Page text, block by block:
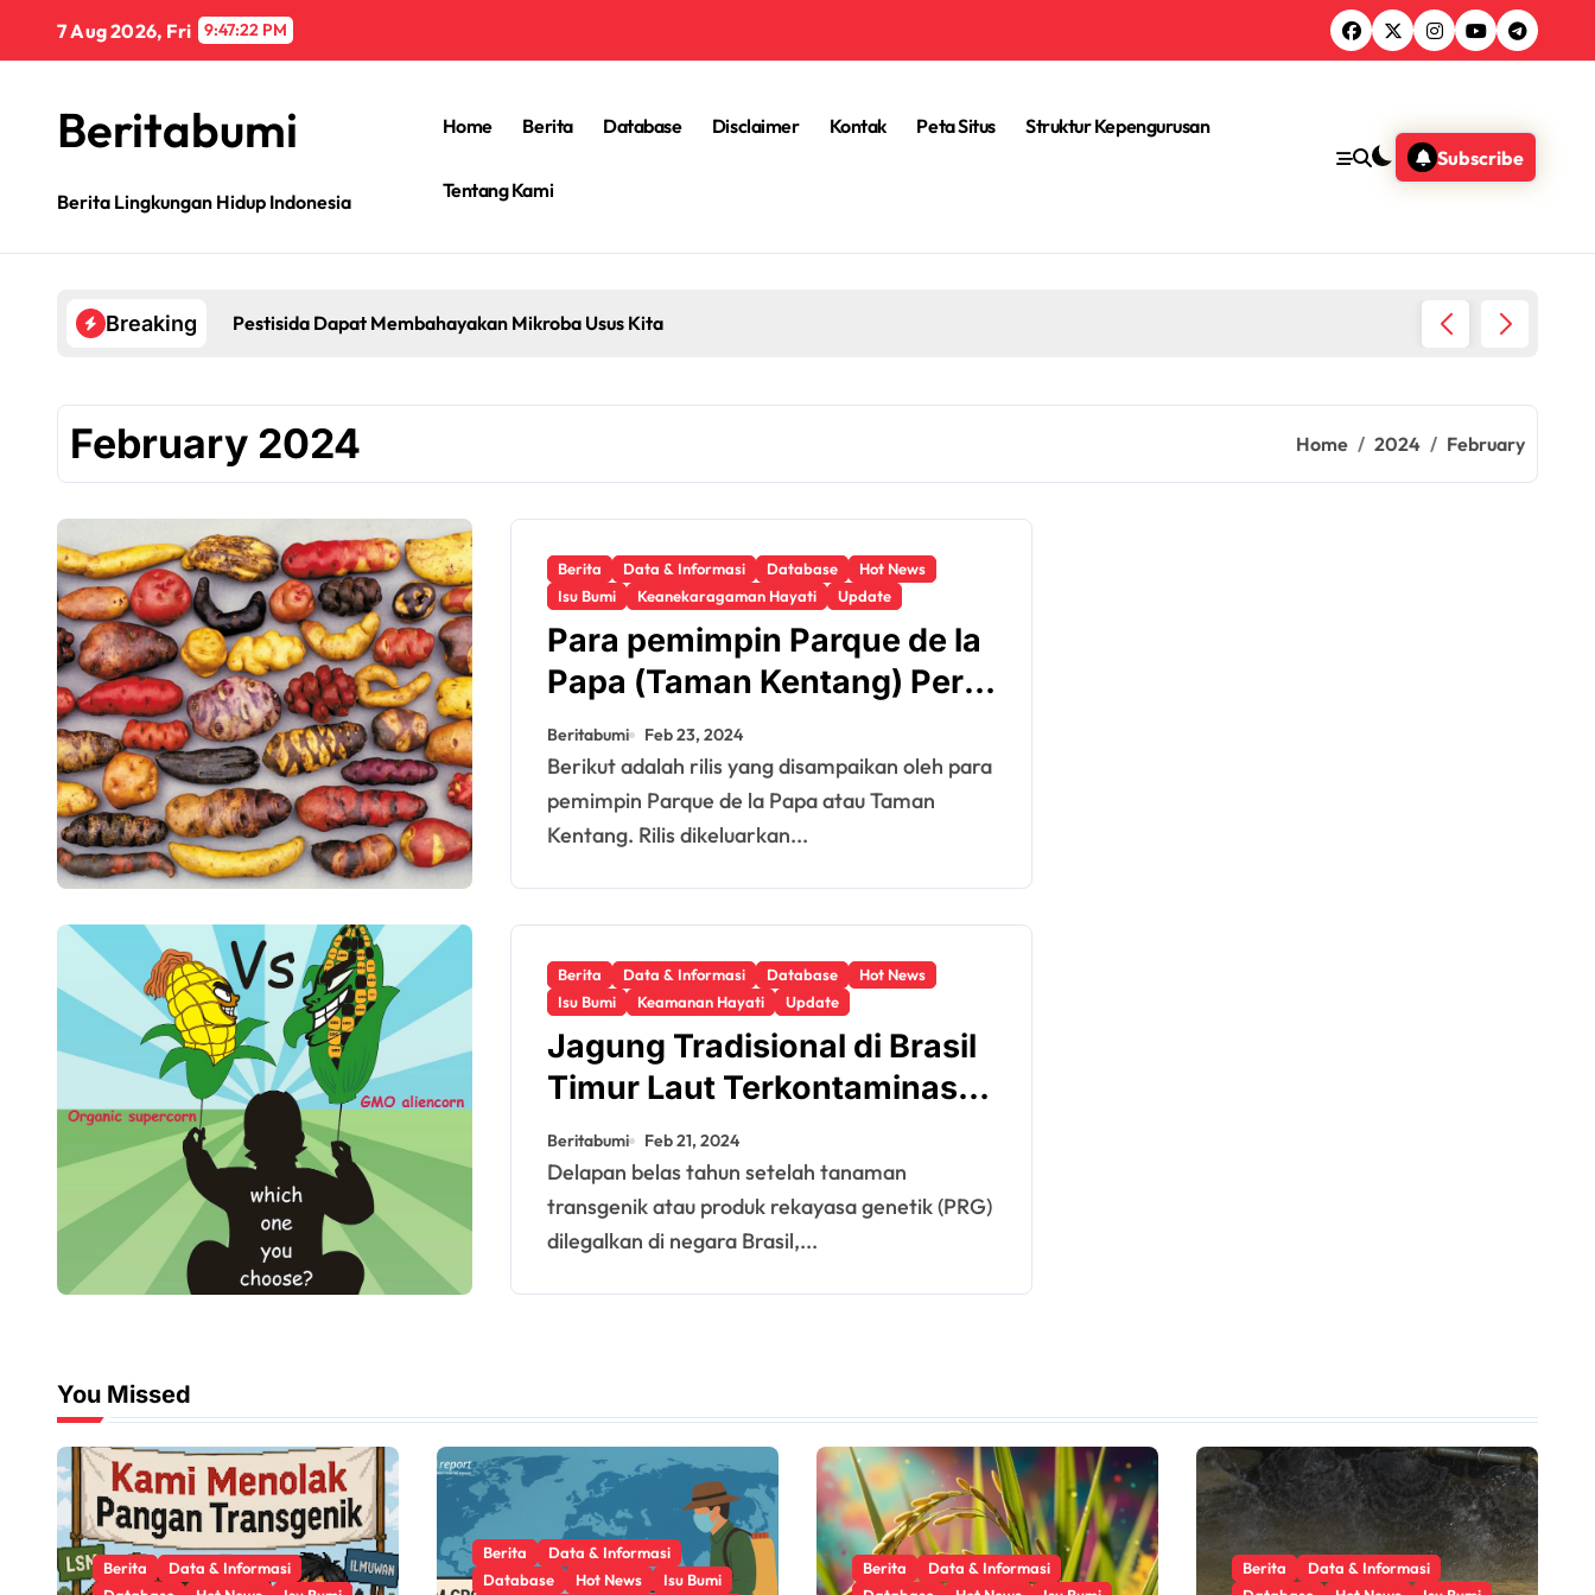
content
7 Aug 2026, Fri 9:47:23 PM
Beritabumi
Berita Lingkungan Hidup Indonesia
Home Berita Database Disclaimer Kontak Peta Situs Struktur Kepengurusan
Tentang Kami
Subscribe
Breaking Pestisida Dapat Membahayakan Mikroba Usus Kita
February 2024 Home 2024 February
Berita Data & Informasi Database
Hot News
Isu Bumi
Keanekaragaman Hayati Update
Para pemimpin Parque de la
Papa (Taman Kentang) Peru
Mengecam Klaim Palsu dari
Raksasa Genom AS Illumina
Beritabumi Feb 23, 2024
Berikut adalah rilis yang disampaikan oleh para
pemimpin Parque de la Papa atau Taman
Kentang. Rilis dikeluarkan...
Berita Data & Informasi Database
Hot News
Isu Bumi
Keamanan Hayati Update
Jagung Tradisional di Brasil
Timur Laut Terkontaminasi
Transgen
Beritabumi Feb 21, 2024
Delapan belas tahun setelah tanaman
transgenik atau produk rekayasa genetik (PRG)
dilegalkan di negara Brasil,...
You Missed
Berita
Data & Informasi
Berita
Data & Informasi
Database
Hot News Isu Bumi
Berita
Data & Informasi
Berita
Data & Informasi